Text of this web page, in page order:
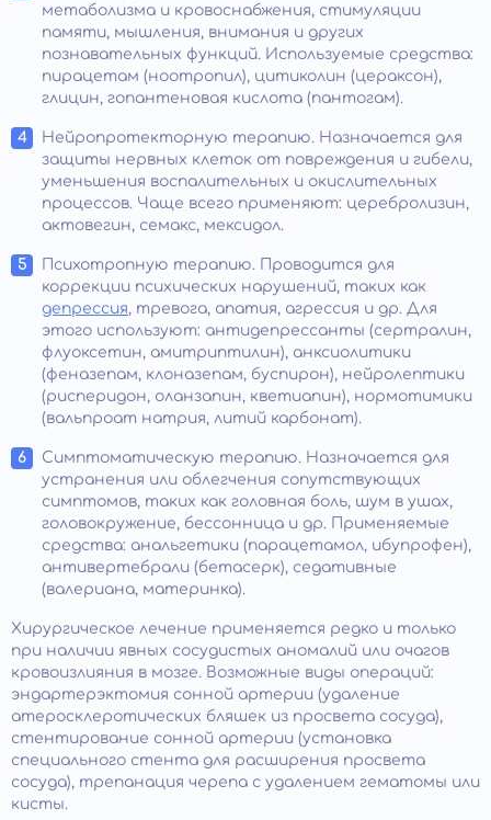
метаболизма и кровоснабжения, стимуляции
памяти, мышления, внимания и других
познавательных функций. Используемые средства:
пирацетам (ноотропил), цитиколин (цераксон),
глицин, гопантеновая кислота (пантогам).
Нейропротекторную терапию. Назначается для
защиты нервных клеток от повреждения и гибели,
уменьшения воспалительных и окислительных
процессов. Чаще всего применяют: церебролизин,
актовегин, семакс, мексидол.
Психотропную терапию. Проводится для
коррекции психических нарушений, таких как
депрессия, тревога, апатия, агрессия и др. Для
этого используют: антидепрессанты (сертралин,
флуоксетин, амитриптилин), анксиолитики
(феназепам, клоназепам, буспирон), нейролептики
(рисперидон, оланзапин, кветиапин), нормотимики
(вальпроат натрия, литий карбонат).
Симптоматическую терапию. Назначается для
устранения или облегчения сопутствующих
симптомов, таких как головная боль, шум в ушах,
головокружение, бессонница и др. Применяемые
средства: анальгетики (парацетамол, ибупрофен),
антивертебрали (бетасерк), седативные
(валериана, материнка).
Хирургическое лечение применяется редко и только
при наличии явных сосудистых аномалий или очагов
кровоизлияния в мозге. Возможные виды операций:
эндартерэктомия сонной артерии (удаление
атеросклеротических бляшек из просвета сосуда),
стентирование сонной артерии (установка
специального стента для расширения просвета
сосуда), трепанация черепа с удалением гематомы или
кисты.